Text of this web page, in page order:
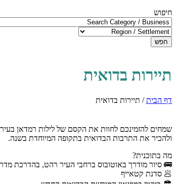
חיפוש
חפש
תיירות בדואית
דף הבית/ תיירות בדואית
שמחים להזמינכם לחוות את הקסם של לילות רמדאן
ולהכיר את התרבות הבדואית בתקופה המיוחדת בשנה.
מה בתוכנית?
🚌 סיור מודרך באוטובוס ברחבי העיר רהט, בהדרכת
🥟 סדנת קטאייף